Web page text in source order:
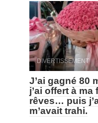
DIVERTISSEMENT
J’ai gagné 80
j’ai offert à ma
rêves… puis
m’avait trahi.